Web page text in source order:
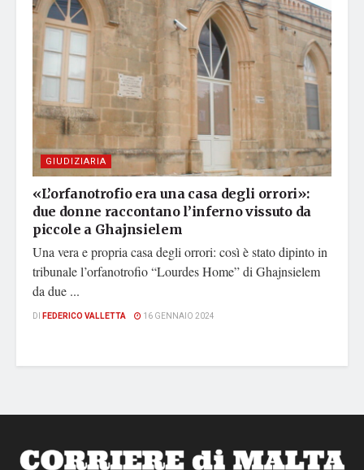
GIUDIZIARIA
«L’orfanotrofio era una casa degli orrori»:
due donne raccontano l’inferno vissuto da
piccole a Ghajnsielem
Una vera e propria casa degli orrori: così è stato dipinto in
tribunale l’orfanotrofio “Lourdes Home” di Ghajnsielem
da due ...
DI FEDERICO VALLETTA 16 GENNAIO 2024